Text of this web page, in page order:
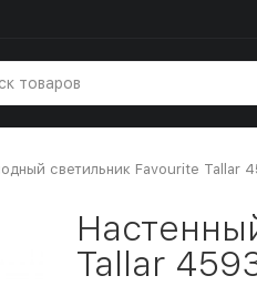
светильник Favourite Tallar
Tallar